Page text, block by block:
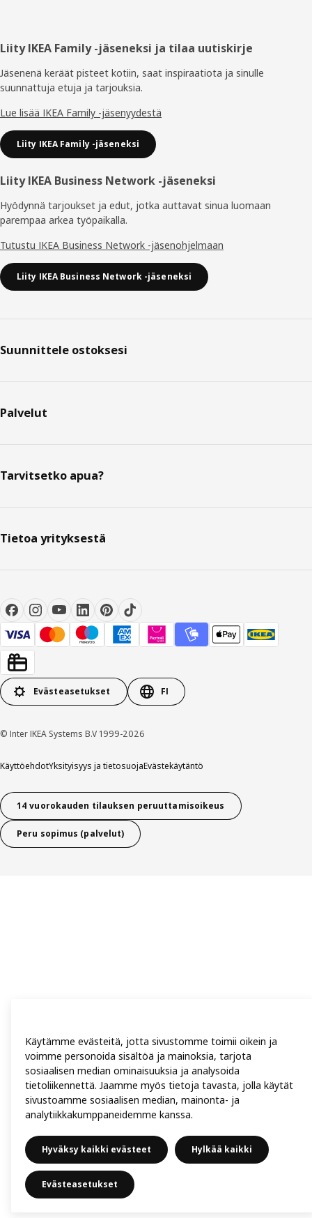
Alatunniste
Liity IKEA Family -jäseneksi ja tilaa uutiskirje
Jäsenenä keräät pisteet kotiin, saat inspiraatiota ja sinulle
suunnattuja etuja ja tarjouksia.​
Lue lisää IKEA Family -jäsenyydestä
Liity IKEA Family -jäseneksi
Liity IKEA Business Network -jäseneksi
Hyödynnä tarjoukset ja edut, jotka auttavat sinua luomaan
parempaa arkea työpaikalla.
Tutustu IKEA Business Network -jäsenohjelmaan
Liity IKEA Business Network -jäseneksi
Suunnittele ostoksesi
Palvelut
Tarvitsetko apua?
Tietoa yrityksestä
Evästeasetukset FI
© Inter IKEA Systems B.V 1999-2026
KäyttöehdotYksityisyys ja tietosuojaEvästekäytäntö
14 vuorokauden tilauksen peruuttamisoikeus
Peru sopimus (palvelut)
Käytämme evästeitä, jotta sivustomme toimii oikein ja
voimme personoida sisältöä ja mainoksia, tarjota
sosiaalisen median ominaisuuksia ja analysoida
tietoliikennettä. Jaamme myös tietoja tavasta, jolla käytät
sivustoamme sosiaalisen median, mainonta- ja
analytiikkakumppaneidemme kanssa.
Hyväksy kaikki evästeet Hylkää kaikki
Evästeasetukset